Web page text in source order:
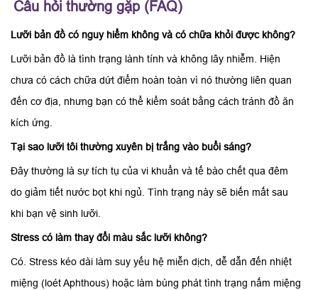
Câu hỏi thường gặp (FAQ)
Lưỡi bản đồ có nguy hiểm không và có chữa khỏi được không?
Lưỡi bản đồ là tình trạng lành tính và không lây nhiễm. Hiện
chưa có cách chữa dứt điểm hoàn toàn vì nó thường liên quan
đến cơ địa, nhưng bạn có thể kiểm soát bằng cách tránh đồ ăn
kích ứng.
Tại sao lưỡi tôi thường xuyên bị trắng vào buổi sáng?
Đây thường là sự tích tụ của vi khuẩn và tế bào chết qua đêm
do giảm tiết nước bọt khi ngủ. Tình trạng này sẽ biến mất sau
khi bạn vệ sinh lưỡi.
Stress có làm thay đổi màu sắc lưỡi không?
Có. Stress kéo dài làm suy yếu hệ miễn dịch, dễ dẫn đến nhiệt
miệng (loét Aphthous) hoặc làm bùng phát tình trạng nấm miệng